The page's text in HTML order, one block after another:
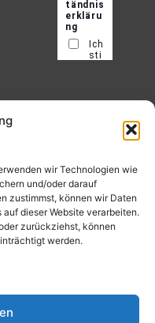
wir Technologien wie
und/oder darauf
zustimmst, können wir Daten
dieser Website verarbeiten.
zurückziehst, können
werden.
FH